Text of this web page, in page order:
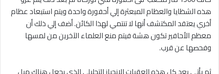
هذه الشظايا والعظام المبعثرة إلي أحفورة واحدة ويتم استبعاد عظام
أخري يعتقد المكتشف أنها لا تنتمي لهذا الكائن. أضف إلي ذلك أن
معظم الأحافير تكون هشة فيتم منع العلماء الآخرين من لمسها
وفحصها عن قرب.